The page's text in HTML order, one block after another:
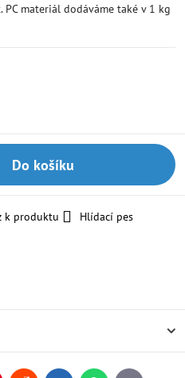
materiál dodáváme také v 1 kg
Do košíku
k produktu
Hlídací pes